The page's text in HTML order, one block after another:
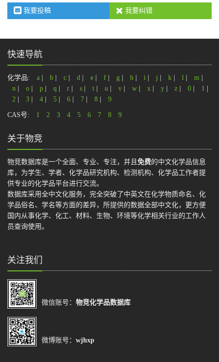
我要投稿 我要纠错
快速导航
化学品: a b c d e f g h i j k l m
n
o p q r s t u v w x y z 0 1
2
3 4 5 6 7 8 9
CAS号: 1 2 3 4 5 6 7 8 9
关于物竞
物竞数据库是一个全面、专业、专注，并且 免费的中文化学品信息
库，为学生、学者、化学品研究机构、检测机构、化学品工作者提
供专业的化学品平台进行交流。
数据库采用全中文化服务，完全突破了中英文在化学物质命名、化
学品俗名、学名等方面的差异，所提供的数据全部中文化，更方便
国内从事化学、化工、材料、生物、环境等化学相关行业的工作人
员查询使用。
关注我们
微信账号： 物竞化学品数据库
微博账号： wjhxp